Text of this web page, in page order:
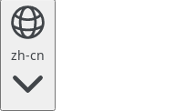
zh-cn